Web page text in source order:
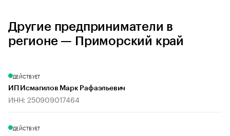
Другие предприниматели в
регионе — Приморский край
ДЕЙСТВУЕТ
ИП Исмагилов Марк Рафаэльевич
ИНН: 250909017464
ДЕЙСТВУЕТ